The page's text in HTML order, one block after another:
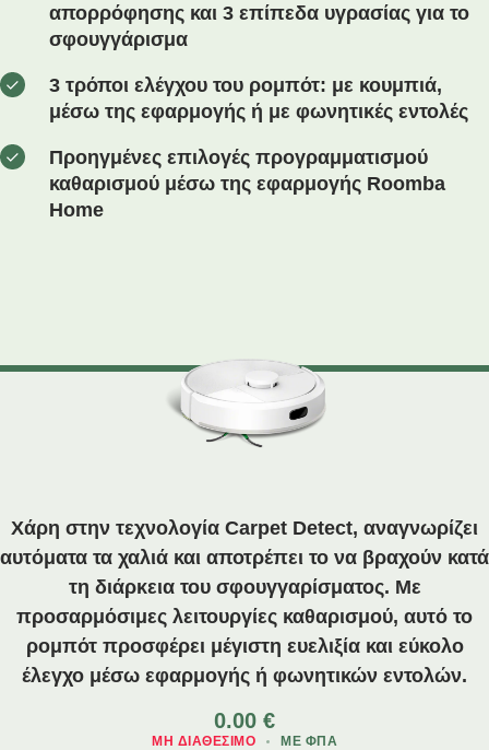
απορρόφησης και 3 επίπεδα υγρασίας για το
σφουγγάρισμα
3 τρόποι ελέγχου του ρομπότ: με κουμπιά,
μέσω της εφαρμογής ή με φωνητικές εντολές
Προηγμένες επιλογές προγραμματισμού
καθαρισμού μέσω της εφαρμογής Roomba
Home
Χάρη στην τεχνολογία Carpet Detect, αναγνωρίζει
αυτόματα τα χαλιά και αποτρέπει το να βραχούν κατά
τη διάρκεια του σφουγγαρίσματος. Με
προσαρμόσιμες λειτουργίες καθαρισμού, αυτό το
ρομπότ προσφέρει μέγιστη ευελιξία και εύκολο
έλεγχο μέσω εφαρμογής ή φωνητικών εντολών.
0.00 €
ΜΕ ΦΠΑ
ΜΗ ΔΙΑΘΈΣΙΜΟ